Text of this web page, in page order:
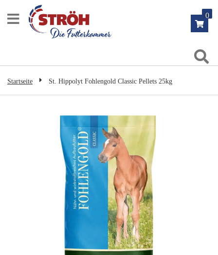
Inhalt
0
Startseite St. Hippolyt Fohlengold Classic Pellets 25kg